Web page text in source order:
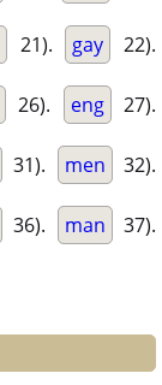
21). gay 22).
26). eng 27).
31). men 32).
36). man 37).